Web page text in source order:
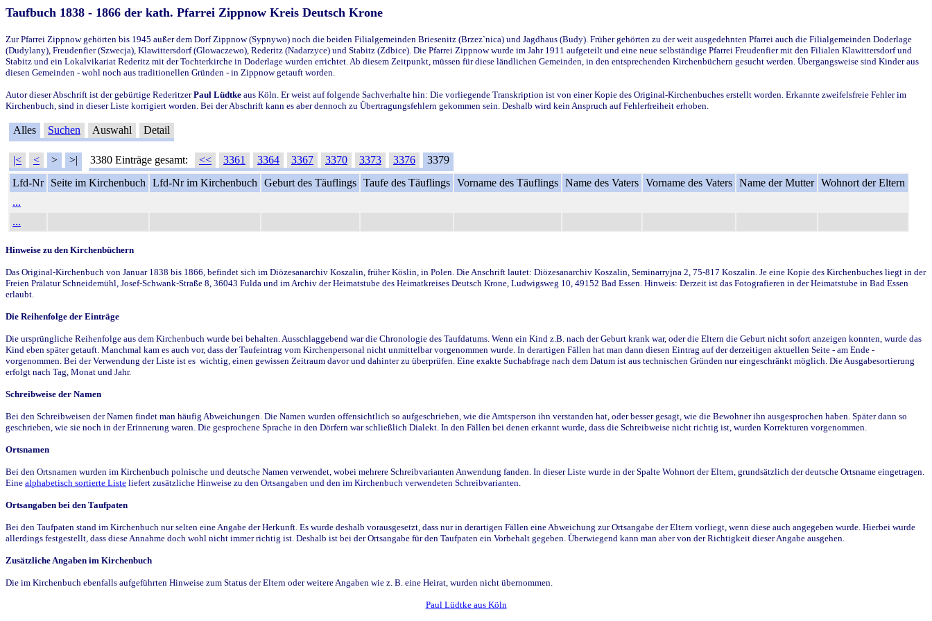
Taufbuch 1838 - 1866 der kath. Pfarrei Zippnow Kreis Deutsch Krone
Zur Pfarrei Zippnow gehörten bis 1945 außer dem Dorf Zippnow (Sypnywo) noch die beiden Filialgemeinden Briesenitz (Brzez`nica) und Jagdhaus (Budy). Früher gehörten zu der weit ausgedehnten Pfarrei auch die Filialgemeinden Doderlage
(Dudylany), Freudenfier (Szwecja), Klawittersdorf (Glowaczewo), Rederitz (Nadarzyce) und Stabitz (Zdbice). Die Pfarrei Zippnow wurde im Jahr 1911 aufgeteilt und eine neue selbständige Pfarrei Freudenfier mit den Filialen Klawittersdorf und
Stabitz und ein Lokalvikariat Rederitz mit der Tochterkirche in Doderlage wurden errichtet. Ab diesem Zeitpunkt, müssen für diese ländlichen Gemeinden, in den entsprechenden Kirchenbüchern gesucht werden. Übergangsweise sind Kinder aus
diesen Gemeinden - wohl noch aus traditionellen Gründen - in Zippnow getauft worden.
Autor dieser Abschrift ist der gebürtige RederitzerPaul Lüdtke aus Köln. Er weist auf folgende Sachverhalte hin: Die vorliegende Transkription ist von einer Kopie des Original-Kirchenbuches erstellt worden. Erkannte zweifelsfreie Fehler im
Kirchenbuch, sind in dieser Liste korrigiert worden. Bei der Abschrift kann es aber dennoch zu Übertragungsfehlern gekommen sein. Deshalb wird kein Anspruch auf Fehlerfreiheit erhoben.
Alles Suchen Auswahl Detail
|< < > >| 3380 Einträge gesamt: << 3361 3364 3367 3370 3373 3376
3379
Lfd-Nr
Seite im Kirchenbuch Lfd-Nr im Kirchenbuch Geburt des Täuflings Taufe des Täuflings Vorname des Täuflings Name des Vaters Vorname des Vaters Name der Mutter Wohnort der Eltern
...
...
Hinweise zu den Kirchenbüchern
Das Original-Kirchenbuch von Januar 1838 bis 1866, befindet sich im Diözesanarchiv Koszalin, früher Köslin, in Polen. Die Anschrift lautet: Diözesanarchiv Koszalin, Seminarryjna 2, 75-817 Koszalin. Je eine Kopie des Kirchenbuches liegt in der
Freien Prälatur Schneidemühl, Josef-Schwank-Straße 8, 36043 Fulda und im Archiv der Heimatstube des Heimatkreises Deutsch Krone, Ludwigsweg 10, 49152 Bad Essen. Hinweis: Derzeit ist das Fotografieren in der Heimatstube in Bad Essen
erlaubt.
Die Reihenfolge der Einträge
Die ursprüngliche Reihenfolge aus dem Kirchenbuch wurde bei behalten. Ausschlaggebend war die Chronologie des Taufdatums. Wenn ein Kind z.B. nach der Geburt krank war, oder die Eltern die Geburt nicht sofort anzeigen konnten, wurde das
Kind eben später getauft. Manchmal kam es auch vor, dass der Taufeintrag vom Kirchenpersonal nicht unmittelbar vorgenommen wurde. In derartigen Fällen hat man dann diesen Eintrag auf der derzeitigen aktuellen Seite - am Ende -
vorgenommen. Bei der Verwendung der Liste ist es wichtig, einen gewissen Zeitraum davor und dahinter zu überprüfen. Eine exakte Suchabfrage nach dem Datum ist aus technischen Gründen nur eingeschränkt möglich. Die Ausgabesortierung
erfolgt nach Tag, Monat und Jahr.
Schreibweise der Namen
Bei den Schreibweisen der Namen findet man häufig Abweichungen. Die Namen wurden offensichtlich so aufgeschrieben, wie die Amtsperson ihn verstanden hat, oder besser gesagt, wie die Bewohner ihn ausgesprochen haben. Später dann so
geschrieben, wie sie noch in der Erinnerung waren. Die gesprochene Sprache in den Dörfern war schließlich Dialekt. In den Fällen bei denen erkannt wurde, dass die Schreibweise nicht richtig ist, wurden Korrekturen vorgenommen.
Ortsnamen
Bei den Ortsnamen wurden im Kirchenbuch polnische und deutsche Namen verwendet, wobei mehrere Schreibvarianten Anwendung fanden. In dieser Liste wurde in der Spalte Wohnort der Eltern, grundsätzlich der deutsche Ortsname eingetragen.
Eine alphabetisch sortierte Liste liefert zusätzliche Hinweise zu den Ortsangaben und den im Kirchenbuch verwendeten Schreibvarianten.
Ortsangaben bei den Taufpaten
Bei den Taufpaten stand im Kirchenbuch nur selten eine Angabe der Herkunft. Es wurde deshalb vorausgesetzt, dass nur in derartigen Fällen eine Abweichung zur Ortsangabe der Eltern vorliegt, wenn diese auch angegeben wurde. Hierbei wurde
allerdings festgestellt, dass diese Annahme doch wohl nicht immer richtig ist. Deshalb ist bei der Ortsangabe für den Taufpaten ein Vorbehalt gegeben. Überwiegend kann man aber von der Richtigkeit dieser Angabe ausgehen.
Zusätzliche Angaben im Kirchenbuch
Die im Kirchenbuch ebenfalls aufgeführten Hinweise zum Status der Eltern oder weitere Angaben wie z. B. eine Heirat, wurden nicht übernommen.
Paul Lüdtke aus Köln